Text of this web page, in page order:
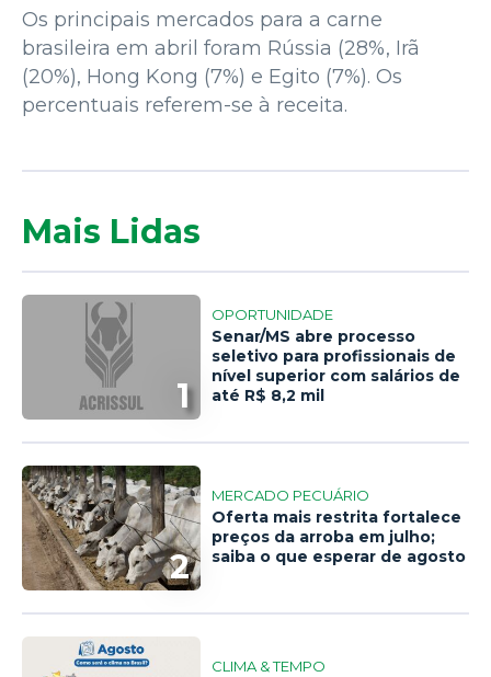
Os principais mercados para a carne
brasileira em abril foram Rússia (28%, Irã
(20%), Hong Kong (7%) e Egito (7%). Os
percentuais referem-se à receita.
Mais Lidas
1
OPORTUNIDADE
Senar/MS abre processo
seletivo para profissionais de
nível superior com salários de
até R$ 8,2 mil
2
MERCADO PECUÁRIO
Oferta mais restrita fortalece
preços da arroba em julho;
saiba o que esperar de agosto
CLIMA & TEMPO